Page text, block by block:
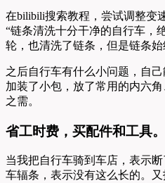
在bilibili搜索教程，尝试调整变
“链条清洗十分干净的自行车，
轮，也清洗了链条，但是链条始
之后自行车有什么小问题，自
加装了小包，放了常用的内六
之需。
省工时费，买配件和工具。
当我把自行车骑到车店，表示
车辐条，表示没有这么长的。